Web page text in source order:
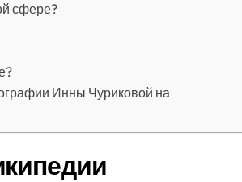
сфере?
Инны Чуриковой на